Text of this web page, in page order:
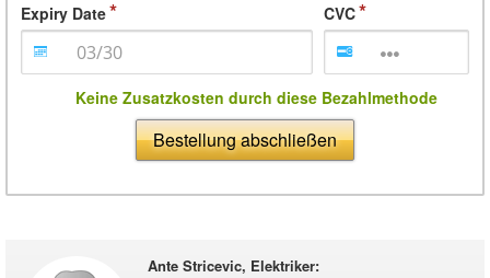
Expiry Date CVC
Keine Zusatzkosten durch diese Bezahlmethode
Bestellung abschließen
Ante Stricevic, Elektriker: